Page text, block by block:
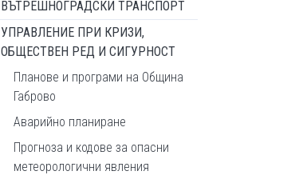
ВЪТРЕШНОГРАДСКИ ТРАНСПОРТ
УПРАВЛЕНИЕ ПРИ КРИЗИ,
ОБЩЕСТВЕН РЕД И СИГУРНОСТ
Планове и програми на Община
Габрово
Аварийно планиране
Прогноза и кодове за опасни
метеорологични явления